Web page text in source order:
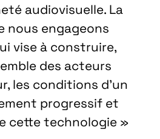
audiovisuelle. La
nous engageons
vise à construire,
des acteurs
les conditions d’un
progressif et
cette technologie »